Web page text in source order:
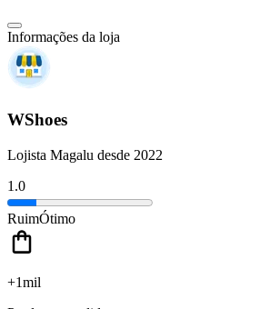
Informações da loja
WShoes
Lojista Magalu desde 2022
1.0
RuimÓtimo
+1mil